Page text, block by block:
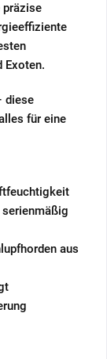
Exoten.
diese
für eine
aus